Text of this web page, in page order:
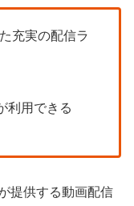
充実の配信ラ
利用できる
提供する動画配信